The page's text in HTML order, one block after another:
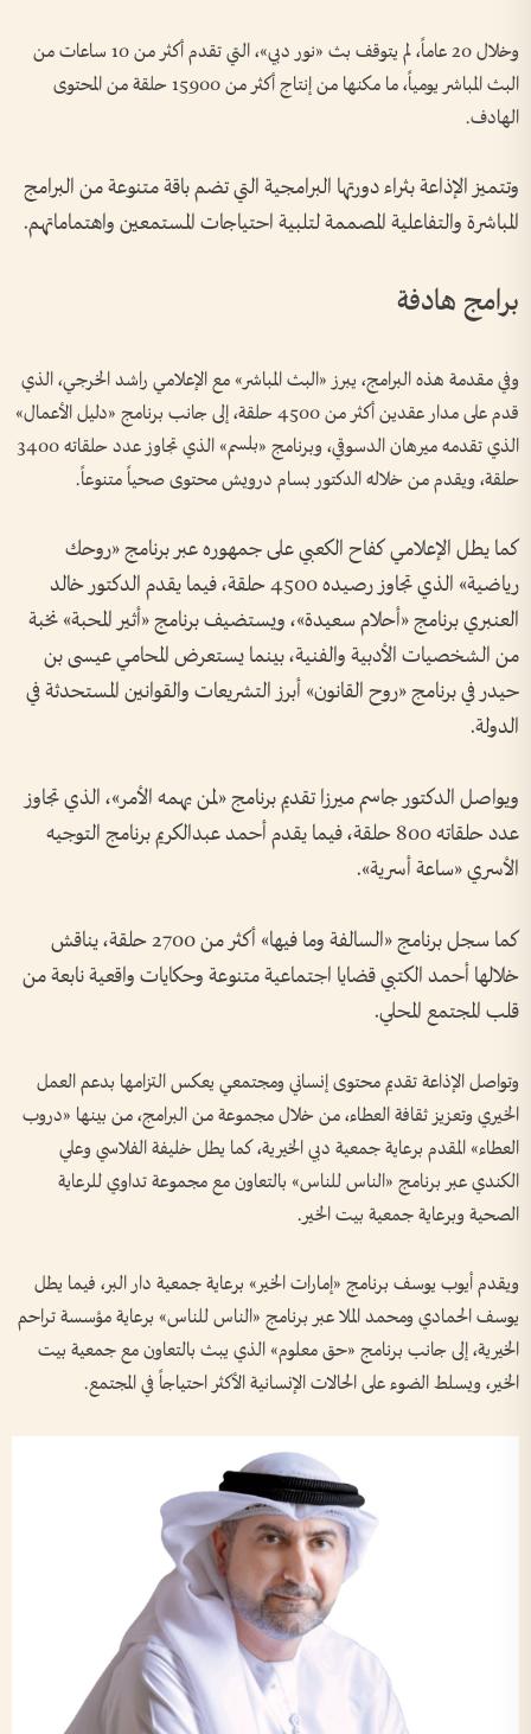
وخلال 20 عاماً، لم يتوقف بث «نور دبي»، التي تقدم أكثر من 10 ساعات من
البث المباشر يومياً، ما مكنها من إنتاج أكثر من 15900 حلقة من المحتوى
الهادف.
وتتميز الإذاعة بثراء دورتها البرامجية التي تضم باقة متنوعة من البرامج
المباشرة والتفاعلية المصممة لتلبية احتياجات المستمعين واهتماماتهم.
برامج هادفة
وفي مقدمة هذه البرامج، يبرز «البث المباشر» مع الإعلامي راشد الخرجي، الذي
قدم على مدار عقدين أكثر من 4500 حلقة، إلى جانب برنامج «دليل الأعمال»
الذي تقدمه ميرهان الدسوقي، وبرنامج «بلسم» الذي تجاوز عدد حلقاته 3400
حلقة، ويقدم من خلاله الدكتور بسام درويش محتوى صحياً متنوعاً.
كما يطل الإعلامي كفاح الكعبي على جمهوره عبر برنامج «روحك
رياضية» الذي تجاوز رصيده 4500 حلقة، فيما يقدم الدكتور خالد
العنبري برنامج «أحلام سعيدة»، ويستضيف برنامج «أثير المحبة» نخبة
من الشخصيات الأدبية والفنية، بينما يستعرض المحامي عيسى بن
حيدر في برنامج «روح القانون» أبرز التشريعات والقوانين المستحدثة في
الدولة.
ويواصل الدكتور جاسم ميرزا تقديم برنامج «لمن يهمه الأمر»، الذي تجاوز
عدد حلقاته 800 حلقة، فيما يقدم أحمد عبدالكريم برنامج التوجيه
الأسري «ساعة أسرية».
كما سجل برنامج «السالفة وما فيها» أكثر من 2700 حلقة، يناقش
خلالها أحمد الكتبي قضايا اجتماعية متنوعة وحكايات واقعية نابعة من
قلب المجتمع المحلي.
وتواصل الإذاعة تقديم محتوى إنساني ومجتمعي يعكس التزامها بدعم العمل
الخيري وتعزيز ثقافة العطاء، من خلال مجموعة من البرامج، من بينها «دروب
العطاء» المقدم برعاية جمعية دبي الخيرية، كما يطل خليفة الفلاسي وعلي
الكندي عبر برنامج «الناس للناس» بالتعاون مع مجموعة تداوي للرعاية
الصحية وبرعاية جمعية بيت الخير.
ويقدم أيوب يوسف برنامج «إمارات الخير» برعاية جمعية دار البر، فيما يطل
يوسف الحمادي ومحمد الملا عبر برنامج «الناس للناس» برعاية مؤسسة تراحم
الخيرية، إلى جانب برنامج «حق معلوم» الذي يبث بالتعاون مع جمعية بيت
الخير، ويسلط الضوء على الحالات الإنسانية الأكثر احتياجاً في المجتمع.